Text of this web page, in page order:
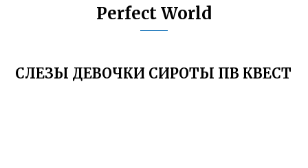
Perfect World
СЛЕЗЫ ДЕВОЧКИ СИРОТЫ ПВ КВЕСТ